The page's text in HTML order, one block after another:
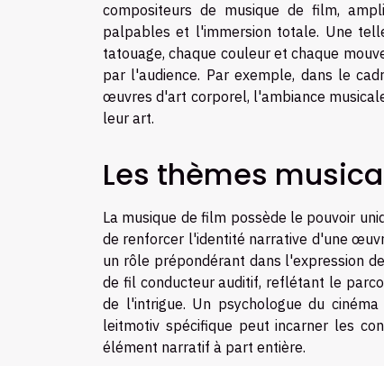
compositeurs de musique de film,
palpables et l'immersion totale. Une
tatouage, chaque couleur et chaque
par l'audience. Par exemple, dans le
œuvres d'art corporel, l'ambiance
leur art.
Les thèmes
La musique de film possède le pouvoir
de renforcer l'identité narrative d'une
un rôle prépondérant dans l'expression
de fil conducteur auditif, reflétant le
de l'intrigue. Un psychologue du
leitmotiv spécifique peut incarner les
élément narratif à part entière.